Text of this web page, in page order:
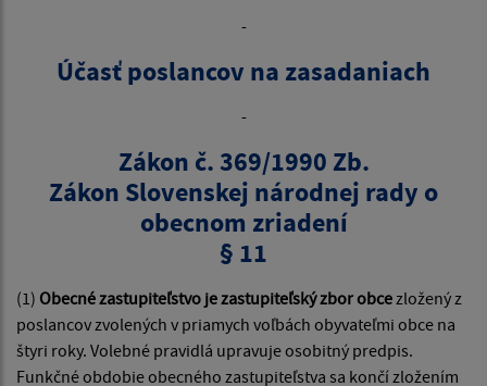
-
Účasť poslancov na zasadaniach
-
Zákon č. 369/1990 Zb.
Zákon Slovenskej národnej rady o
obecnom zriadení
§ 11
(1) Obecné zastupiteľstvo je zastupiteľský zbor obcezložený z
poslancov zvolených v priamych voľbách obyvateľmi obce na
štyri roky. Volebné pravidlá upravuje osobitný predpis.
Funkčné obdobie obecného zastupiteľstva sa končí zložením